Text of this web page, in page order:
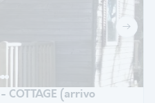
COTTAGE (arrivo